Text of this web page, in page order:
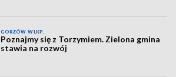
GORZÓW WLKP.
Poznajmy się z Torzymiem. Zielona gmina
stawia na rozwój